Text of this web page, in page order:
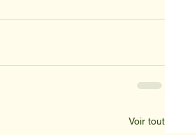
Voir tout